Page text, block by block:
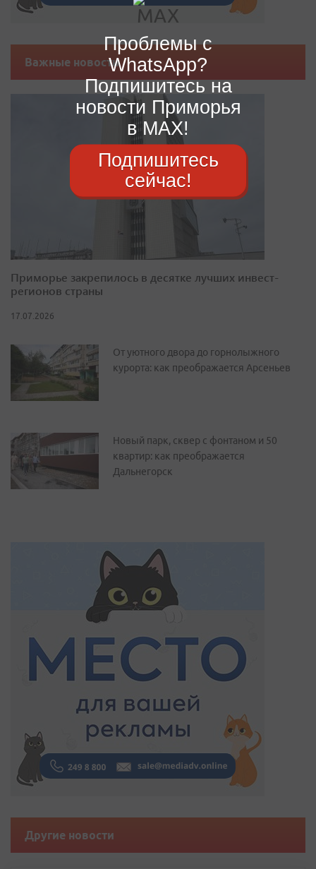
Важные новости
Приморье закрепилось в десятке лучших инвест-
регионов страны
17.07.2026
От уютного двора до горнолыжного
курорта: как преображается Арсеньев
Новый парк, сквер с фонтаном и 50
квартир: как преображается
Дальнегорск
Другие новости
Проблемы с
WhatsApp?
Подпишитесь на
новости Приморья
в MAX!
Подпишитесь
сейчас!